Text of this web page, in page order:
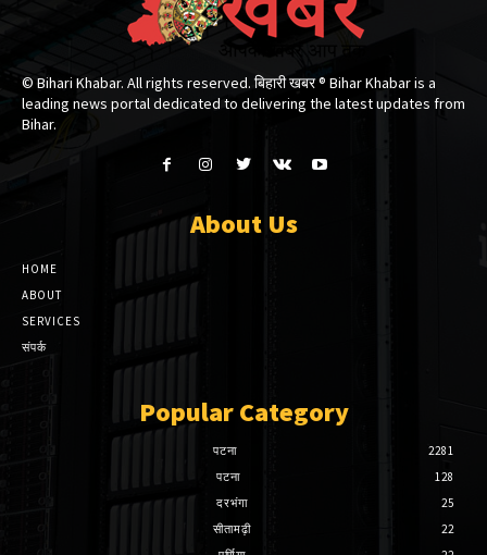
© Bihari Khabar. All rights reserved. बिहारी खबर ®​ Bihar Khabar is a
leading news portal dedicated to delivering the latest updates from
Bihar.
About Us
HOME
ABOUT
SERVICES
संपर्क
Popular Category
पटना
2281
पटना
128
दरभंगा
25
सीतामढ़ी
22